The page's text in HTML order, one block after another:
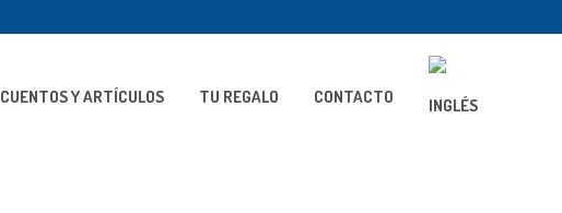
CUENTOS Y ARTÍCULOS TU REGALO CONTACTO